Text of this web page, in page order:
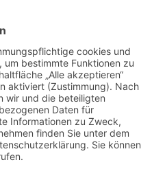
DGuSV
eintragen